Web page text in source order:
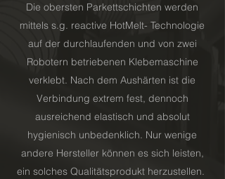
Die obersten Parkettschichten werden
mittels s.g. reactive HotMelt- Technologie
auf der durchlaufenden und von zwei
Robotern betriebenen Klebemaschine
verklebt. Nach dem Aushärten ist die
Verbindung extrem fest, dennoch
ausreichend elastisch und absolut
hygienisch unbedenklich. Nur wenige
andere Hersteller können es sich leisten,
ein solches Qualitätsprodukt herzustellen.